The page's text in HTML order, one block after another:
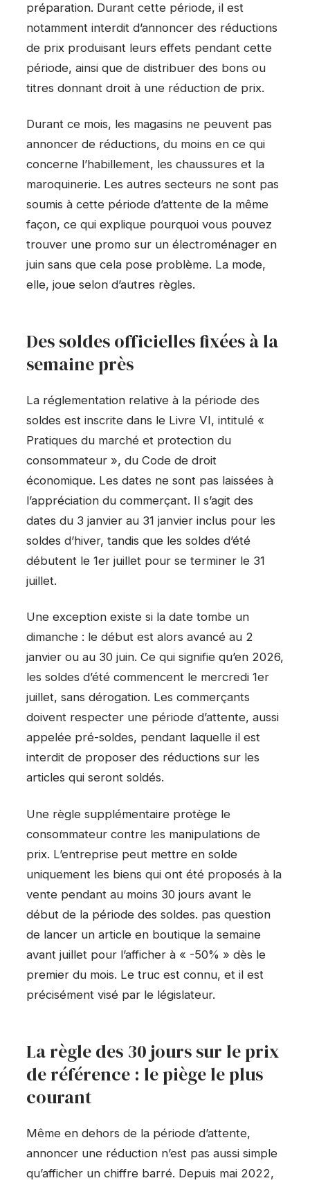
préparation. Durant cette période, il est
notamment interdit d’annoncer des réductions
de prix produisant leurs effets pendant cette
période, ainsi que de distribuer des bons ou
titres donnant droit à une réduction de prix.
Durant ce mois, les magasins ne peuvent pas
annoncer de réductions, du moins en ce qui
concerne l’habillement, les chaussures et la
maroquinerie. Les autres secteurs ne sont pas
soumis à cette période d’attente de la même
façon, ce qui explique pourquoi vous pouvez
trouver une promo sur un électroménager en
juin sans que cela pose problème. La mode,
elle, joue selon d’autres règles.
Des soldes officielles fixées à la
semaine près
La réglementation relative à la période des
soldes est inscrite dans le Livre VI, intitulé «
Pratiques du marché et protection du
consommateur », du Code de droit
économique. Les dates ne sont pas laissées à
l’appréciation du commerçant. Il s’agit des
dates du 3 janvier au 31 janvier inclus pour les
soldes d’hiver, tandis que les soldes d’été
débutent le 1er juillet pour se terminer le 31
juillet.
Une exception existe si la date tombe un
dimanche : le début est alors avancé au 2
janvier ou au 30 juin. Ce qui signifie qu’en 2026,
les soldes d’été commencent le mercredi 1er
juillet, sans dérogation. Les commerçants
doivent respecter une période d’attente, aussi
appelée pré-soldes, pendant laquelle il est
interdit de proposer des réductions sur les
articles qui seront soldés.
Une règle supplémentaire protège le
consommateur contre les manipulations de
prix. L’entreprise peut mettre en solde
uniquement les biens qui ont été proposés à la
vente pendant au moins 30 jours avant le
début de la période des soldes. pas question
de lancer un article en boutique la semaine
avant juillet pour l’afficher à « -50% » dès le
premier du mois. Le truc est connu, et il est
précisément visé par le législateur.
La règle des 30 jours sur le prix
de référence : le piège le plus
courant
Même en dehors de la période d’attente,
annoncer une réduction n’est pas aussi simple
qu’afficher un chiffre barré. Depuis mai 2022,